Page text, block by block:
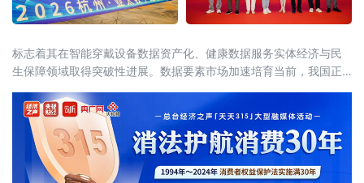
标志着其在智能穿戴设备数据资产化、健康数据服务实体经济与民
生保障领域取得突破性进展。数据要素市场加速培育当前，我国正
处于从"数字大国"迈向"数字强国"的关键转型期。中共中央、国务院
《关于构建更加完